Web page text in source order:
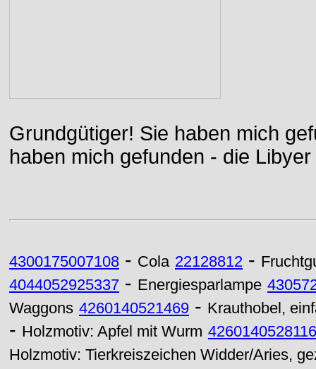
Grundgütiger! Sie haben mich
haben mich gefunden - die
4300175007108 - Cola 22128812 -
4044052925337 - Energiesparlampe
Waggons 4260140521469 - Krauthobel,
- Holzmotiv: Apfel mit Wurm 4260140528116
Holzmotiv: Tierkreiszeichen Widder/Aries,